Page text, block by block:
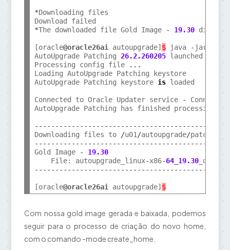
*Downloading files
*The downloaded file Gold Image - 19.30 did not
[oracle@oracle26ai autoupgrade] $ java - jar
AutoUpgrade Patching 26.2.260205 launched
Processing config file
...
Loading AutoUpgrade Patching keystore
AutoUpgrade Patching keystore is loaded
Connected to Oracle Updater service -
AutoUpgrade Patching has finished processing
---------------------------------------------
Downloading files to /u01/autoupgrade/
---------------------------------------------
Gold Image
-
19.30
    File: autoupgrade_linux
-x86-64_19.30
---------------------------------------------
[oracle@oracle26ai autoupgrade] $
Com nossa gold image gerada e baixada, podemos
seguir para o processo de criação do novo home,
com o comando -mode create_home.